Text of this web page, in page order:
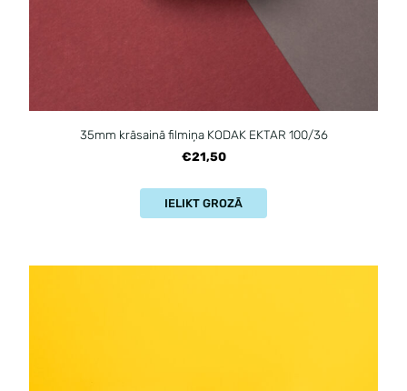
35mm krāsainā filmiņa KODAK EKTAR 100/36
€21,50
IELIKT GROZĀ